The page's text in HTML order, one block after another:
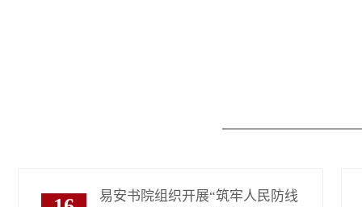
易安书院组织开展“筑牢人民防线